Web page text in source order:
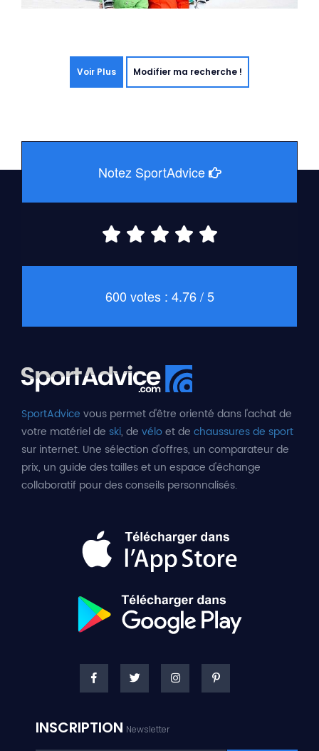
Voir Plus Modifier ma recherche !
Notez SportAdvice
600 votes : 4.76 / 5
SportAdvice vous permet d'être orienté dans l'achat de
votre matériel de ski, de véloet de chaussures de sport
sur internet. Une sélection d'offres, un comparateur de
prix, un guide des tailles et un espace d'échange
collaboratif pour des conseils personnalisés.
INSCRIPTION Newsletter